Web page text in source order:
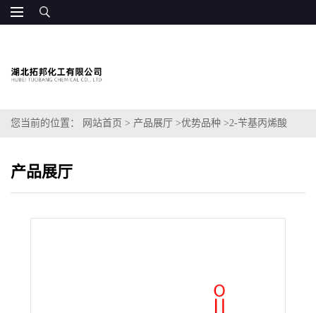
您当前的位置： 网站首页 > 产品展厅 >优势品种 >2-苄基丙烯酸
产品展厅